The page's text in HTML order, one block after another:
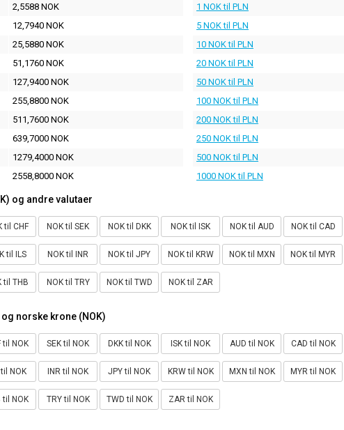
2,5588 NOK
12,7940 NOK
25,5880 NOK
51,1760 NOK
127,9400 NOK
255,8800 NOK
511,7600 NOK
639,7000 NOK
1279,4000 NOK
2558,8000 NOK
1 NOK til PLN
5 NOK til PLN
10 NOK til PLN
20 NOK til PLN
50 NOK til PLN
100 NOK til PLN
200 NOK til PLN
250 NOK til PLN
500 NOK til PLN
1000 NOK til PLN
og andre valutaer
til CHF NOK til SEK NOK til DKK NOK til ISK NOK til AUD NOK til CAD
til ILS NOK til INR NOK til JPY NOK til KRW NOK til MXN NOK til MYR
til THB NOK til TRY NOK til TWD NOK til ZAR
norske krone (NOK)
til NOK SEK til NOK DKK til NOK ISK til NOK AUD til NOK CAD til NOK
NOK INR til NOK JPY til NOK KRW til NOK MXN til NOK MYR til NOK
til NOK TRY til NOK TWD til NOK ZAR til NOK